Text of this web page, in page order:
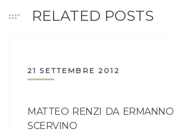
RELATED POSTS
21 SETTEMBRE 2012
MATTEO RENZI DA ERMANNO
SCERVINO